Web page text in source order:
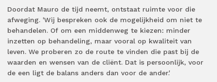
Doordat Mauro de tijd neemt, ontstaat ruimte voor die
afweging. 'Wij bespreken ook de mogelijkheid om niet te
behandelen. Of om een middenweg te kiezen: minder
inzetten op behandeling, maar vooral op kwaliteit van
leven. We proberen zo de route te vinden die past bij de
waarden en wensen van de cliënt. Dat is persoonlijk, voor
de een ligt de balans anders dan voor de ander.'